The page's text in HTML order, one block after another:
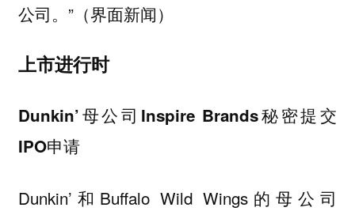
公司。”（界面新闻）
上市进行时
Dunkin’母公司Inspire Brands秘密提交
IPO申请
Dunkin’和Buffalo Wild Wings的母公司